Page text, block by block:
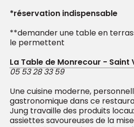
*réservation indispensable
**demander une table en
le permettent
La Table de Monrecour - Saint
05 53 28 33 59
Une cuisine moderne,
gastronomique dans ce
Jung travaille des produits
assiettes savoureuses de la